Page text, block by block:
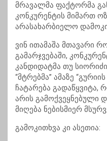
მრავალმა ფაქტორმა
კონკურენტის მიმართ
არასახარბიელო
ვინ ითამაშა მთავარი
გამარჯვებაში,
კანდიდატმა თუ
“მტრებმა” ამაზე
ჩატარება გადაწყვიტა,
არის გამოქვეყნებული
მიღება ნებისმიერ
გამოკითხვა კი ასეთია: